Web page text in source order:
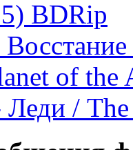
BDRip
of the
Леди /